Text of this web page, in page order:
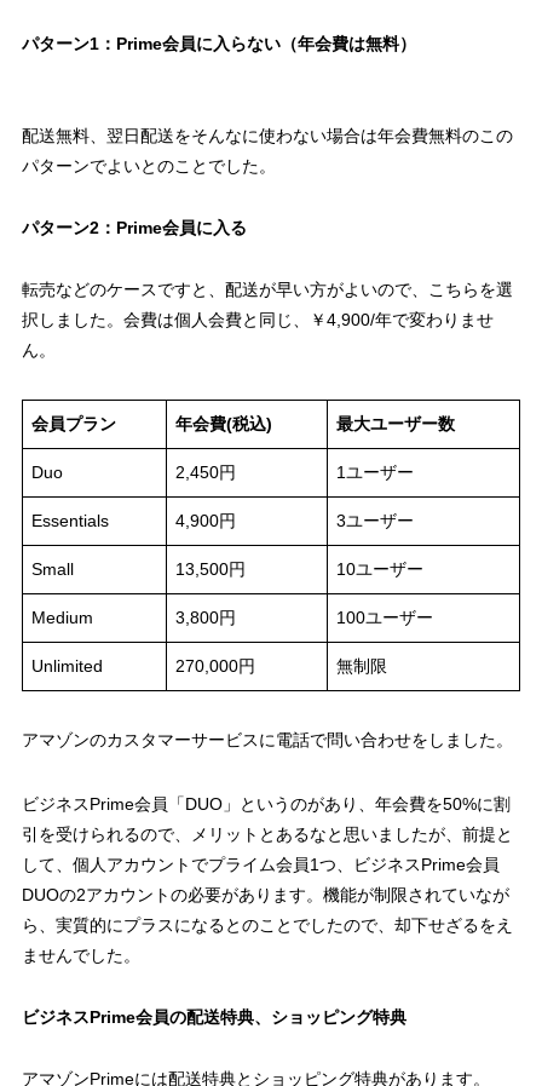
パターン1：Prime会員に入らない（年会費は無料）
配送無料、翌日配送をそんなに使わない場合は年会費無料のこの
パターンでよいとのことでした。
パターン2：Prime会員に入る
転売などのケースですと、配送が早い方がよいので、こちらを選
択しました。会費は個人会費と同じ、￥4,900/年で変わりませ
ん。
会員プラン 年会費(税込) 最大ユーザー数
Duo 2,450円 1ユーザー
Essentials 4,900円 3ユーザー
Small 13,500円 10ユーザー
Medium 3,800円 100ユーザー
Unlimited 270,000円 無制限
アマゾンのカスタマーサービスに電話で問い合わせをしました。
ビジネスPrime会員「DUO」というのがあり、年会費を50%に割
引を受けられるので、メリットとあるなと思いましたが、前提と
して、個人アカウントでプライム会員1つ、ビジネスPrime会員
DUOの2アカウントの必要があります。機能が制限されていなが
ら、実質的にプラスになるとのことでしたので、却下せざるをえ
ませんでした。
ビジネスPrime会員の配送特典、ショッピング特典
アマゾンPrimeには配送特典とショッピング特典があります。